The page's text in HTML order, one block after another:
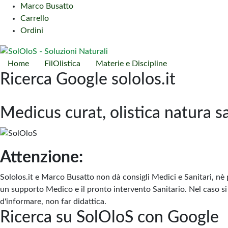
Marco Busatto
Carrello
Ordini
Home FilOlistica Materie e Discipline
Ricerca Google sololos.it
Medicus curat, olistica natura
Attenzione:
Sololos.it e Marco Busatto non dà consigli Medici e Sanitari,
un supporto Medico e il pronto intervento Sanitario. Nel caso
d'informare, non far didattica.
Ricerca su SolOloS con Google